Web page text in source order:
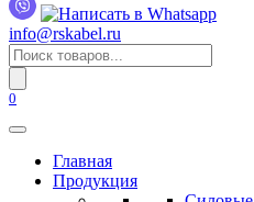
info@rskabel.ru
Поиск
товаров
0
Главная
Продукция